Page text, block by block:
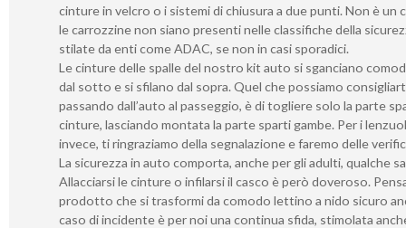
cinture in velcro o i sistemi di chiusura a due punti. Non è un
le carrozzine non siano presenti nelle classifiche della
stilate da enti come ADAC, se non in casi sporadici.
Le cinture delle spalle del nostro kit auto si sganciano
dal sotto e si sfilano dal sopra. Quel che possiamo
passando dall’auto al passeggio, è di togliere solo la parte
cinture, lasciando montata la parte sparti gambe. Per i
invece, ti ringraziamo della segnalazione e faremo delle
La sicurezza in auto comporta, anche per gli adulti, qualche
Allacciarsi le cinture o infilarsi il casco è però doveroso.
prodotto che si trasformi da comodo lettino a nido sicuro
caso di incidente è per noi una continua sfida, stimolata